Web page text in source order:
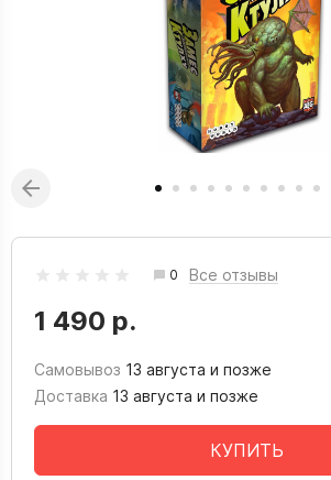
0 Все отзывы
1 490 р.
Самовывоз 13 августа и позже
Доставка 13 августа и позже
КУПИТЬ